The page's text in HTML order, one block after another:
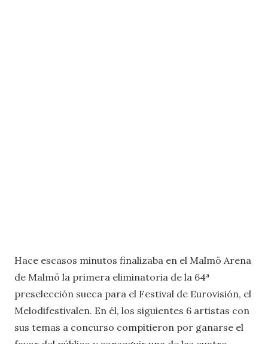
Hace escasos minutos finalizaba en el Malmö Arena
de Malmö la primera eliminatoria de la 64ª
preselección sueca para el Festival de Eurovisión, el
Melodifestivalen. En él, los siguientes 6 artistas con
sus temas a concurso compitieron por ganarse el